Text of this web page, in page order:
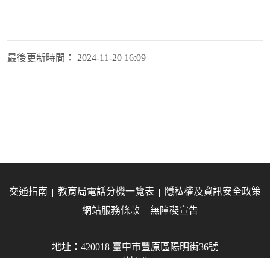
最後更新時間： 2024-11-20 16:09
交通指南 教育局電話分機一覽表
隱私權及資訊安全政策
網站服務條款
無障礙宣告
地址：420018 臺中市豐原區陽明街36號